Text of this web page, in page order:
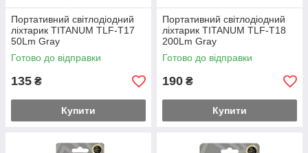
Портативний світлодіодний
ліхтарик TITANUM TLF-T17
50Lm Gray
Готово до відправки
135 ₴
Купити
Портативний світлодіодний
ліхтарик TITANUM TLF-T18
200Lm Gray
Готово до відправки
190 ₴
Купити